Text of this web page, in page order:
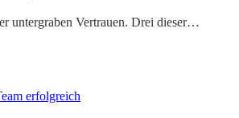
untergraben Vertrauen. Drei dieser…